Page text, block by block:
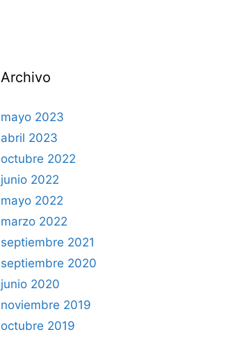
Archivo
mayo 2023
abril 2023
octubre 2022
junio 2022
mayo 2022
marzo 2022
septiembre 2021
septiembre 2020
junio 2020
noviembre 2019
octubre 2019